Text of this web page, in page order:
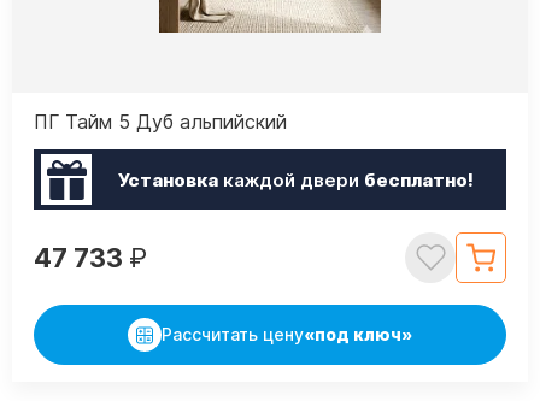
ПГ Тайм 5 Дуб альпийский
Установкакаждой двери бесплатно!
47 733 ₽
Рассчитать цену«под ключ»